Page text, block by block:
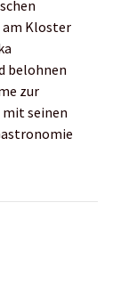
am Kloster
belohnen
zur
mit seinen